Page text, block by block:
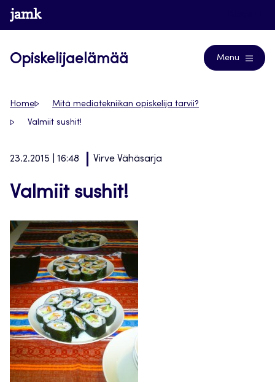
Siirry
suoraan
www.jamk.fi
Opiskelijaelämää Menu
Home Mitä mediatekniikan opiskelija tarvii?
Valmiit sushit!
23.2.2015 | 16:48 Virve Vähäsarja
Valmiit sushit!